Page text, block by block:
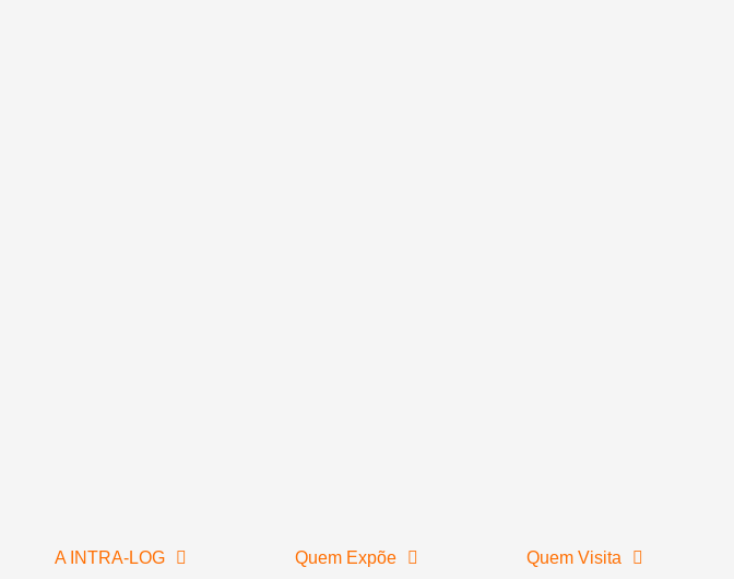
A INTRA-LOG Quem Expõe Quem Visita